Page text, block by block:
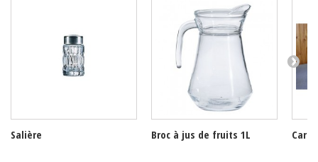
Salière Broc à jus de fruits 1L